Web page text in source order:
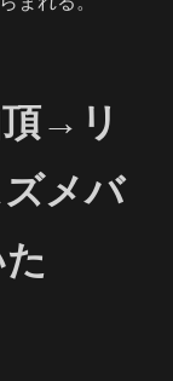
→リ
メバ